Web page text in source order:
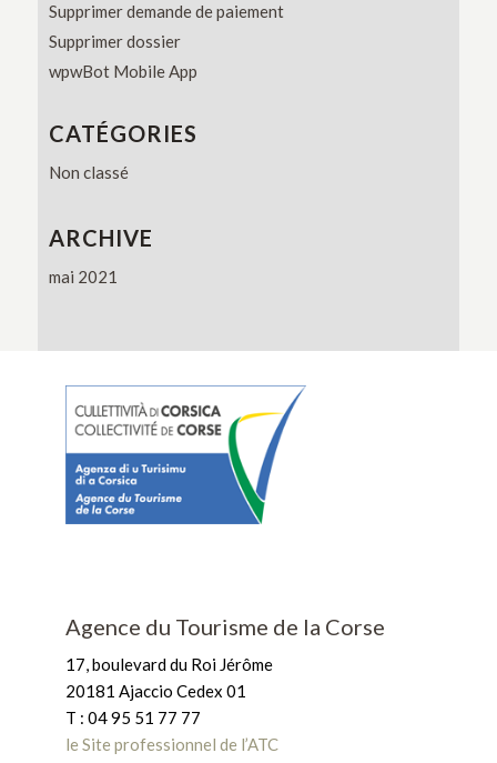
Supprimer demande de paiement
Supprimer dossier
wpwBot Mobile App
CATÉGORIES
Non classé
ARCHIVE
mai 2021
Agence du Tourisme de la Corse
17, boulevard du Roi Jérôme
20181 Ajaccio Cedex 01
T : 04 95 51 77 77
le Site professionnel de l’ATC